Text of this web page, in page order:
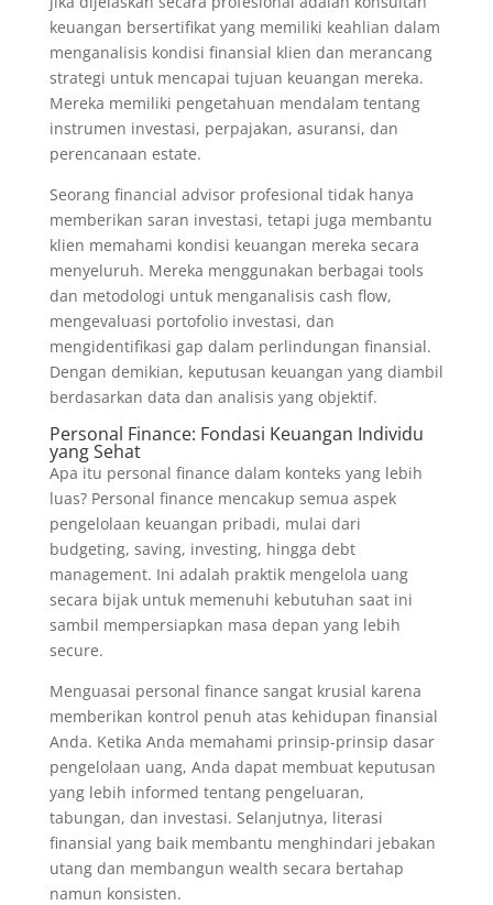
keuangan bersertifikat yang memiliki keahlian dalam
menganalisis kondisi finansial klien dan merancang
strategi untuk mencapai tujuan keuangan mereka.
Mereka memiliki pengetahuan mendalam tentang
instrumen investasi, perpajakan, asuransi, dan
perencanaan estate.
Seorang financial advisor profesional tidak hanya
memberikan saran investasi, tetapi juga membantu
klien memahami kondisi keuangan mereka secara
menyeluruh. Mereka menggunakan berbagai tools
dan metodologi untuk menganalisis cash flow,
mengevaluasi portofolio investasi, dan
mengidentifikasi gap dalam perlindungan finansial.
Dengan demikian, keputusan keuangan yang diambil
berdasarkan data dan analisis yang objektif.
Personal Finance: Fondasi Keuangan Individu
yang Sehat
Apa itu personal finance dalam konteks yang lebih
luas? Personal finance mencakup semua aspek
pengelolaan keuangan pribadi, mulai dari
budgeting, saving, investing, hingga debt
management. Ini adalah praktik mengelola uang
secara bijak untuk memenuhi kebutuhan saat ini
sambil mempersiapkan masa depan yang lebih
secure.
Menguasai personal finance sangat krusial karena
memberikan kontrol penuh atas kehidupan finansial
Anda. Ketika Anda memahami prinsip-prinsip dasar
pengelolaan uang, Anda dapat membuat keputusan
yang lebih informed tentang pengeluaran,
tabungan, dan investasi. Selanjutnya, literasi
finansial yang baik membantu menghindari jebakan
utang dan membangun wealth secara bertahap
namun konsisten.